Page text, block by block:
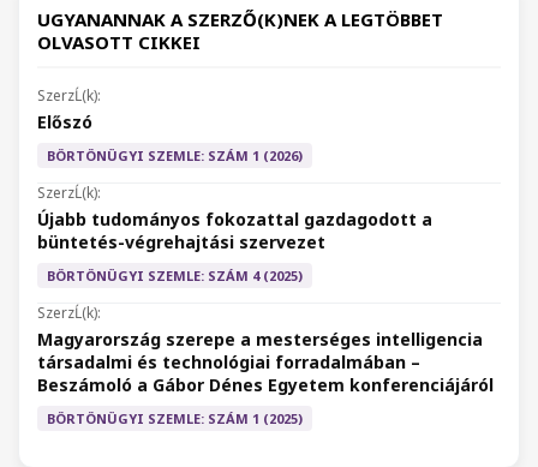
UGYANANNAK A SZERZŐ(K)NEK A LEGTÖBBET
OLVASOTT CIKKEI
Előszó
BÖRTÖNÜGYI SZEMLE: SZÁM 1 (2026)
Újabb tudományos fokozattal gazdagodott a
büntetés-végrehajtási szervezet
BÖRTÖNÜGYI SZEMLE: SZÁM 4 (2025)
Magyarország szerepe a mesterséges intelligencia
társadalmi és technológiai forradalmában –
Beszámoló a Gábor Dénes Egyetem konferenciájáról
BÖRTÖNÜGYI SZEMLE: SZÁM 1 (2025)